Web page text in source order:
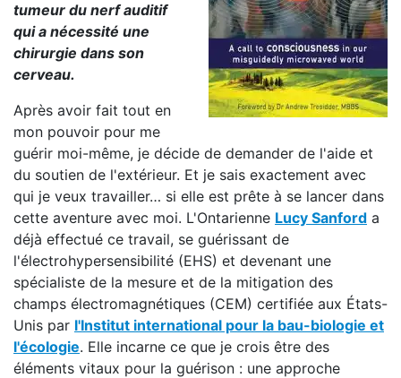
tumeur du nerf auditif
qui a nécessité une
chirurgie dans son
cerveau.
Après avoir fait tout en
mon pouvoir pour me
guérir moi-même, je décide de demander de l'aide et
du soutien de l'extérieur. Et je sais exactement avec
qui je veux travailler… si elle est prête à se lancer dans
cette aventure avec moi. L'Ontarienne Lucy Sanford a
déjà effectué ce travail, se guérissant de
l'électrohypersensibilité (EHS) et devenant une
spécialiste de la mesure et de la mitigation des
champs électromagnétiques (CEM) certifiée aux États-
Unis par l'Institut international pour la bau-biologie et
l'écologie. Elle incarne ce que je crois être des
éléments vitaux pour la guérison : une approche